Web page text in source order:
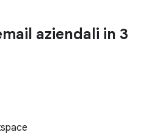
aziendali in 3